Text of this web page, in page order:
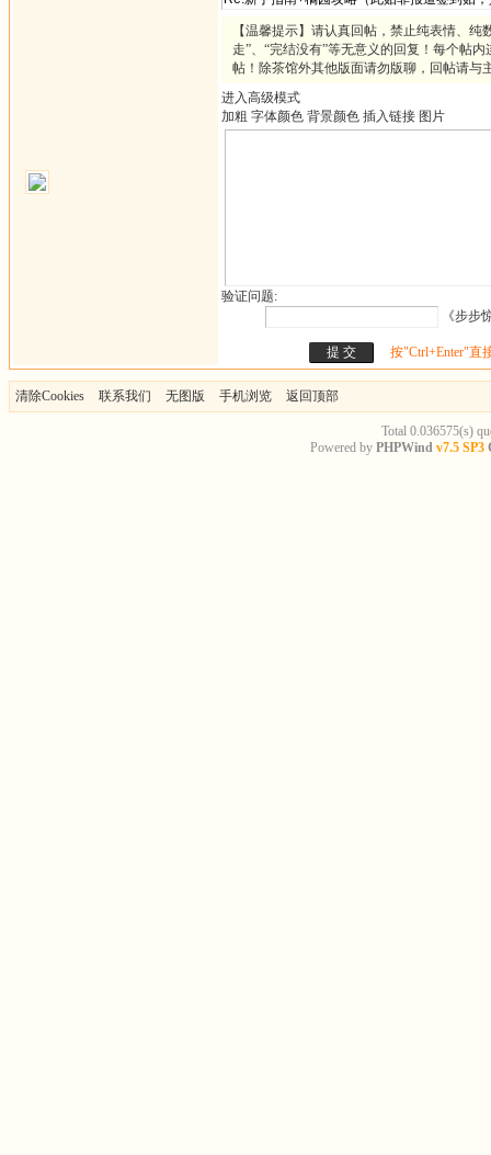
【温馨提示】请认真回帖，禁止纯表情、
走”、“完结没有”等无意义的回复！每个帖
帖！除茶馆外其他版面请勿版聊，回帖请与
进入高级模式
加粗 字体颜色 背景颜色 插入链接 图片
验证问题:
《步步
按"Ctrl+Enter"直
清除Cookies 联系我们 无图版 手机浏览 返回顶部
Total 0.036575(s)
Powered by PHPWind v7.5 SP3